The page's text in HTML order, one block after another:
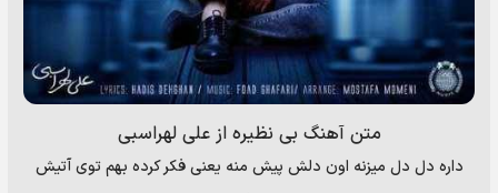
متن آهنگ بی نظیره از علی لهراسبی
داره دل دل میزنه اون دلش پیش منه یعنی فکر کرده بهم توی آتیش